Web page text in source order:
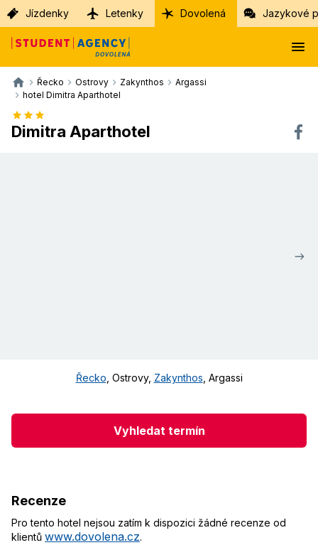
Jízdenky Letenky Dovolená Jazykové
Řecko Ostrovy Zakynthos
Argassi
hotel Dimitra Aparthotel
Dimitra Aparthotel
Řecko Ostrovy, Zakynthos Argassi
Vyhledat termín
Recenze
Pro tento hotel nejsou zatím k dispozici žádné recenze od
klientů www.dovolena.cz.